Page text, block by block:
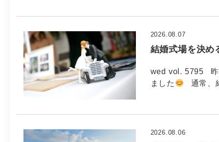
結婚式場を決め
2026.08.07
wed vol. 5795 昨
ました
通常、
2026.08.06